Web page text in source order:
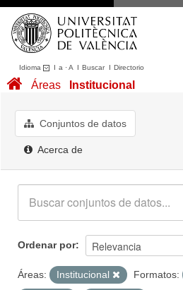
Idioma I a ·A I BuscarI Directorio
Conjuntos de datos
Acerca de
Áreas Institucional
Conjuntos de datos
Acerca de
Ordenar por
Áreas: Institucional Formatos: